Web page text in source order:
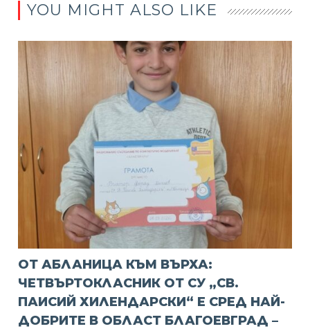
YOU MIGHT ALSO LIKE
ОТ АБЛАНИЦА КЪМ ВЪРХА:
ЧЕТВЪРТОКЛАСНИК ОТ СУ „СВ.
ПАИСИЙ ХИЛЕНДАРСКИ“ Е СРЕД НАЙ-
ДОБРИТЕ В ОБЛАСТ БЛАГОЕВГРАД –